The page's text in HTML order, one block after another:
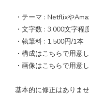
・テーマ : Netflixや
・文字数 : 3,000文字程
・執筆料 : 1,500円/1本
・構成はこちらで用意
・画像はこちらで用意
基本的に修正はありま